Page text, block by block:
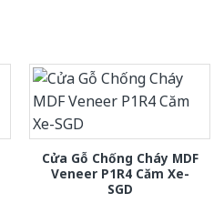
Cửa Gỗ Chống Cháy MDF
Veneer P1R4 Căm Xe-
SGD